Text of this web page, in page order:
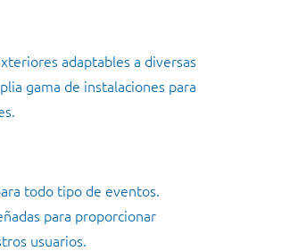
adaptables a diversas
gama de instalaciones para
todo tipo de eventos.
para proporcionar
usuarios.